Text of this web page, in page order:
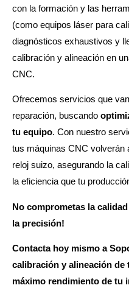
con la formación y las
(como equipos láser para
diagnósticos exhaustivos y
calibración y alineación en
CNC.
Ofrecemos servicios que
reparación, buscando
tu equipo. Con nuestro
tus máquinas CNC volverán
reloj suizo, asegurando la
la eficiencia que tu
No comprometas la
la precisión!
Contacta hoy mismo a
calibración y alineación de
máximo rendimiento de tu